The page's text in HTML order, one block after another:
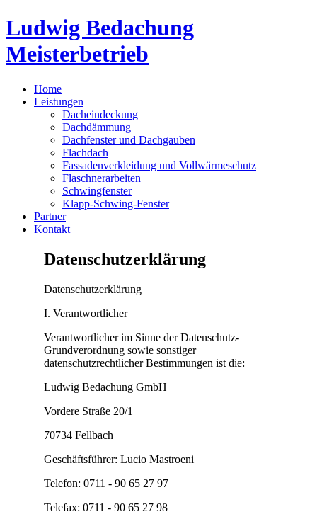
Ludwig Bedachung
Meisterbetrieb
Home
Leistungen
Dacheindeckung
Dachdämmung
Dachfenster und Dachgauben
Flachdach
Fassadenverkleidung und Vollwärmeschutz
Flaschnerarbeiten
Schwingfenster
Klapp-Schwing-Fenster
Partner
Kontakt
Datenschutzerklärung
Datenschutzerklärung
I. Verantwortlicher
Verantwortlicher im Sinne der Datenschutz-
Grundverordnung sowie sonstiger
datenschutzrechtlicher Bestimmungen ist die:
Ludwig Bedachung GmbH
Vordere Straße 20/1
70734 Fellbach
Geschäftsführer: Lucio Mastroeni
Telefon: 0711 - 90 65 27 97
Telefax: 0711 - 90 65 27 98